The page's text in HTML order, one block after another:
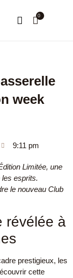
0
week
9:11 pm
Limitée, une
esprits.
le nouveau Club
révélée à
prestigieux, les
cette